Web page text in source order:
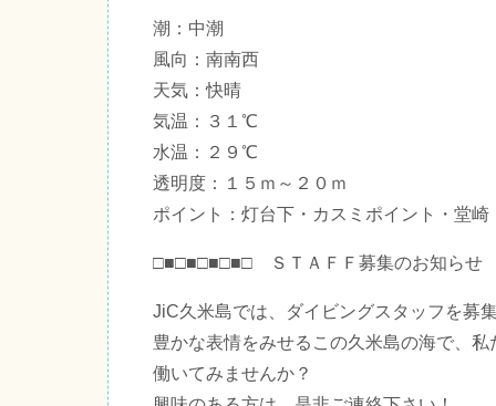
潮：中潮
風向：南南西
天気：快晴
気温：３１℃
水温：２９℃
透明度：１５ｍ～２０ｍ
ポイント：灯台下・カスミポイント・堂崎
□■□■□■□■□ ＳＴＡＦＦ募集のお知ら
JiC久米島では、ダイビングスタッフを募
豊かな表情をみせるこの久米島の海で、私
働いてみませんか？